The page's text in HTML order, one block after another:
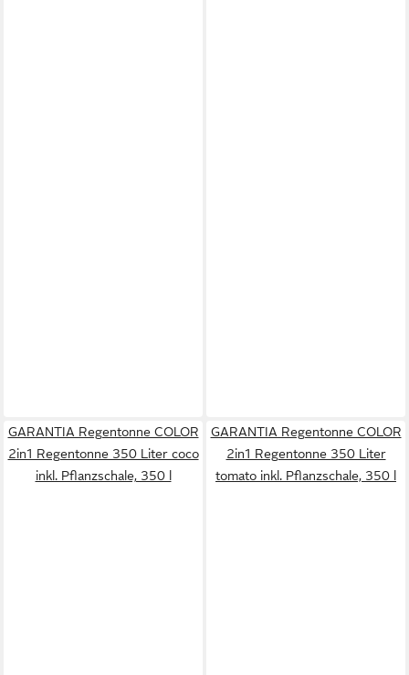
GARANTIA Regentonne COLOR
2in1 Regentonne 350 Liter coco
inkl. Pflanzschale, 350 l
GARANTIA Regentonne COLOR
2in1 Regentonne 350 Liter
tomato inkl. Pflanzschale, 350 l